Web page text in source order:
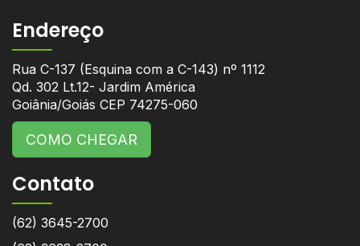
Endereço
Rua C-137 (Esquina com a C-143) nº 1112
Qd. 302 Lt.12- Jardim América
Goiânia/Goiás CEP 74275-060
COMO CHEGAR
Contato
(62) 3645-2700